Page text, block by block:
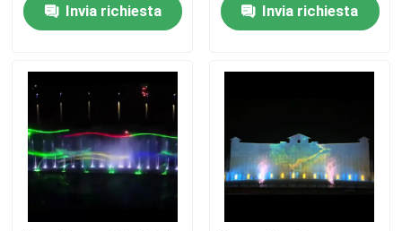
Casa
Prodotti
Invia richiesta
Invia richiesta